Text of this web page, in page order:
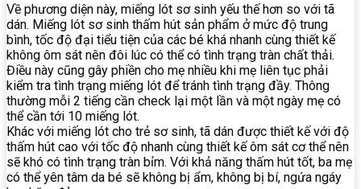
Về phương diện này, miếng lót sơ sinh yếu thế hơn so với tã
dán. Miếng lót sơ sinh thấm hút sản phẩm ở mức độ trung
bình, tốc độ đại tiểu tiện của các bé khá nhanh cùng thiết kế
không ôm sát nên đôi lúc có thể có tình trạng tràn chất thải.
Điều này cũng gây phiền cho mẹ nhiều khi mẹ liên tục phải
kiểm tra tình trạng miếng lót để tránh tình trạng đầy. Thông
thường mỗi 2 tiếng cần check lại một lần và một ngày mẹ có
thể cần tới 10 miếng lót.
Khác với miếng lót cho trẻ sơ sinh, tã dán được thiết kế với độ
thấm hút cao với tốc độ nhanh cùng thiết kế ôm sát cơ thể nên
sẽ khó có tình trạng tràn bỉm. Với khả năng thấm hút tốt, ba mẹ
có thể yên tâm da bé sẽ không bị ẩm, không bị bí, ngứa ngáy